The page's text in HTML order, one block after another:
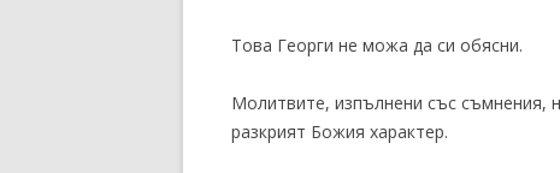
Това Георги не можа да си обясни.
Молитвите, изпълнени със съмнения,
разкрият Божия характер.